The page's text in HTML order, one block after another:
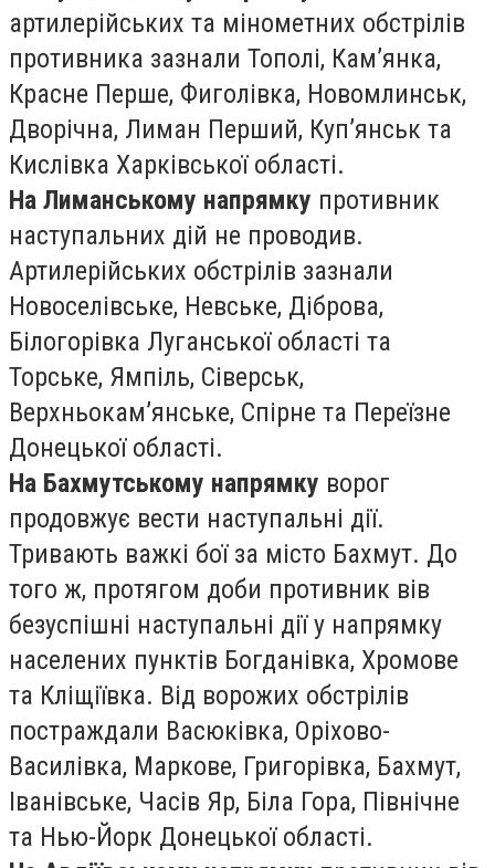
артилерійських та мінометних обстрілів
противника зазнали Тополі, Кам’янка,
Красне Перше, Фиголівка, Новомлинськ,
Дворічна, Лиман Перший, Куп’янськ та
Кислівка Харківської області.
На Лиманському напрямку противник
наступальних дій не проводив.
Артилерійських обстрілів зазнали
Новоселівське, Невське, Діброва,
Білогорівка Луганської області та
Торське, Ямпіль, Сіверськ,
Верхньокам’янське, Спірне та Переїзне
Донецької області.
На Бахмутському напрямку ворог
продовжує вести наступальні дії.
Тривають важкі бої за місто Бахмут. До
того ж, протягом доби противник вів
безуспішні наступальні дії у напрямку
населених пунктів Богданівка, Хромове
та Кліщіївка. Від ворожих обстрілів
постраждали Васюківка, Оріхово-
Василівка, Маркове, Григорівка, Бахмут,
Іванівське, Часів Яр, Біла Гора, Північне
та Нью-Йорк Донецької області.